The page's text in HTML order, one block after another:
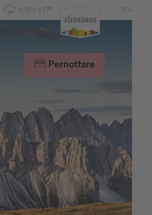
+36°/+17° IT
Pernottare